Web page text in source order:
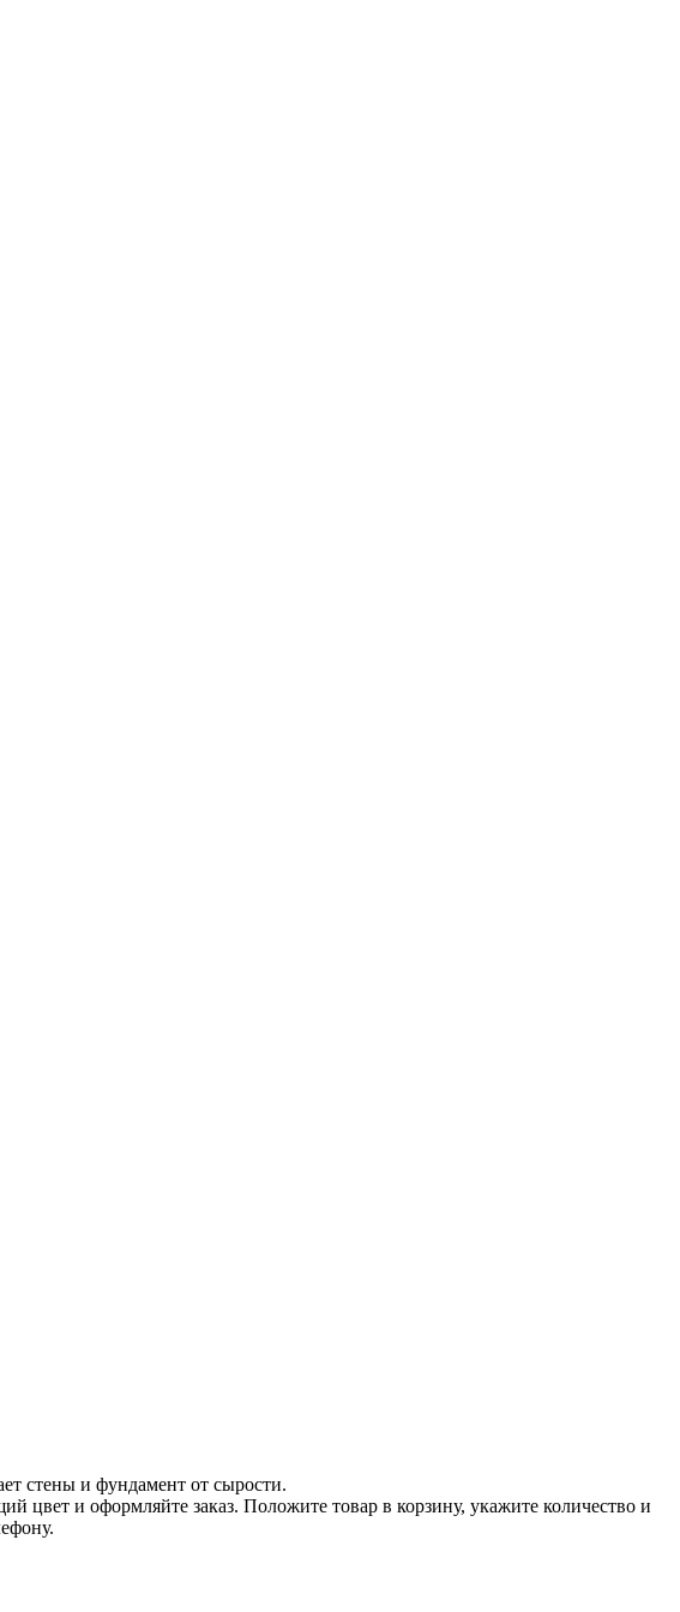
стены и фундамент от сырости.
и оформляйте заказ. Положите товар в корзину, укажите количество и